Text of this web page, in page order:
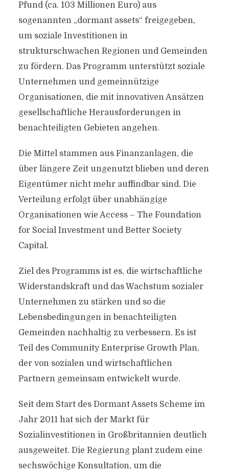
Pfund (ca. 103 Millionen Euro) aus
sogenannten „dormant assets“ freigegeben,
um soziale Investitionen in
strukturschwachen Regionen und Gemeinden
zu fördern. Das Programm unterstützt soziale
Unternehmen und gemeinnützige
Organisationen, die mit innovativen Ansätzen
gesellschaftliche Herausforderungen in
benachteiligten Gebieten angehen.
Die Mittel stammen aus Finanzanlagen, die
über längere Zeit ungenutzt blieben und deren
Eigentümer nicht mehr auffindbar sind. Die
Verteilung erfolgt über unabhängige
Organisationen wie Access – The Foundation
for Social Investment und Better Society
Capital.
Ziel des Programms ist es, die wirtschaftliche
Widerstandskraft und das Wachstum sozialer
Unternehmen zu stärken und so die
Lebensbedingungen in benachteiligten
Gemeinden nachhaltig zu verbessern. Es ist
Teil des Community Enterprise Growth Plan,
der von sozialen und wirtschaftlichen
Partnern gemeinsam entwickelt wurde.
Seit dem Start des Dormant Assets Scheme im
Jahr 2011 hat sich der Markt für
Sozialinvestitionen in Großbritannien deutlich
ausgeweitet. Die Regierung plant zudem eine
sechswöchige Konsultation, um die